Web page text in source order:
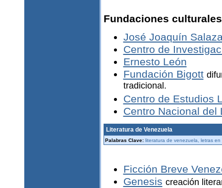
Fundaciones
José Joaquín
Centro de
Ernesto León
Fundación Bigott
tradicional.
Centro de Estudios
Centro Nacional del
Literatura de Venezuela
Palabras Clave: literatura de venezuela, letras en
Ficción Breve
Genesis creación